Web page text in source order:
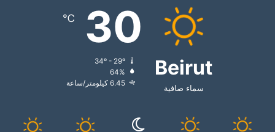
Beirut
سماء صافية
30
℃
64%
6.45 كيلومتر/ساعة